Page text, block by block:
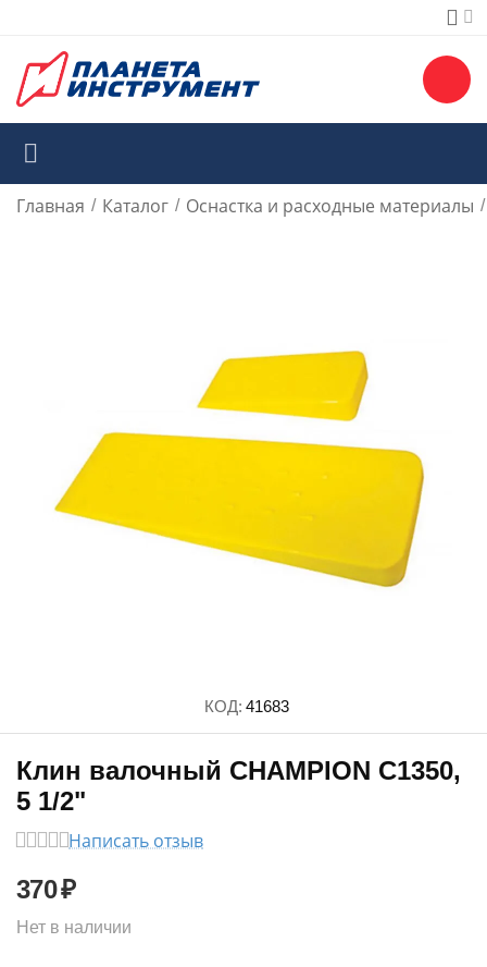
Главная / Каталог / Оснастка и расходные материалы /
КОД: 41683
Клин валочный CHAMPION C1350,
5 1/2"
Написать отзыв
370₽
Нет в наличии